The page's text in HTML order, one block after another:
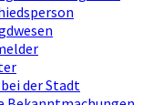
der Stadt